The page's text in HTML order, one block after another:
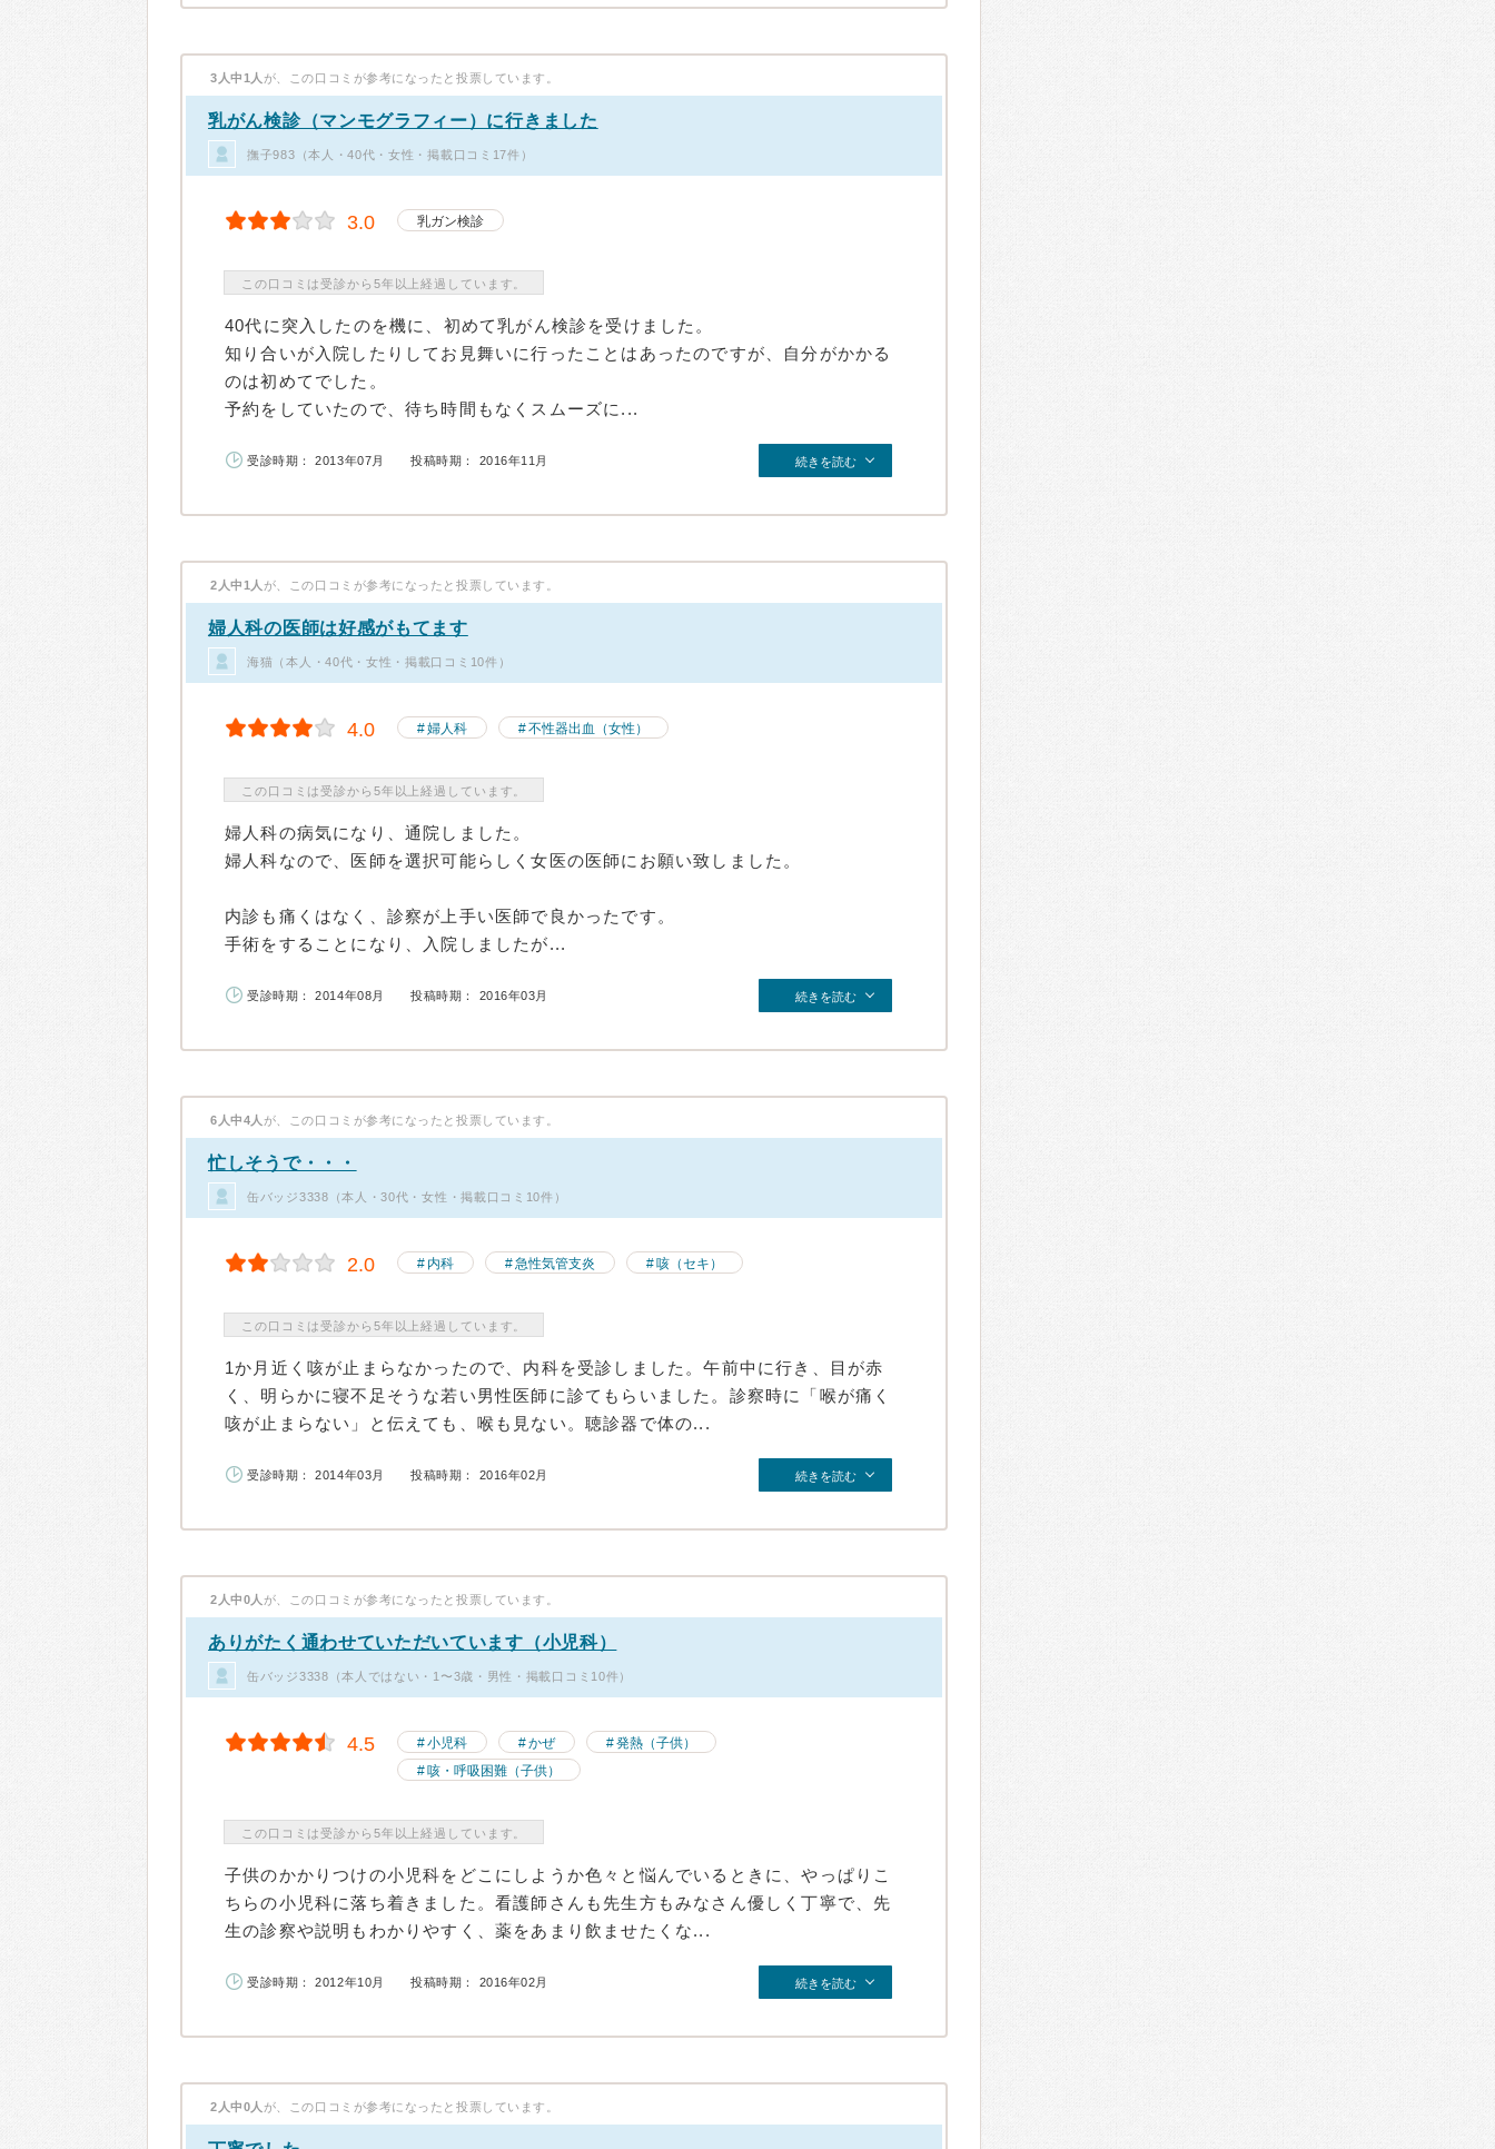
3人中1人 が、この口コミが参考になったと投票しています。
乳がん検診（マンモグラフィー）に行きました
撫子983（本人・40代・女性・掲載口コミ17件）
3.0 乳ガン検診
この口コミは受診から5年以上経過しています。
40代に突入したのを機に、初めて乳がん検診を受けました。
知り合いが入院したりしてお見舞いに行ったことはあったのですが、自分がかかる
のは初めてでした。
予約をしていたので、待ち時間もなくスムーズに...
受診時期： 2013年07月 投稿時期： 2016年11月 続きを読む
2人中1人 が、この口コミが参考になったと投票しています。
婦人科の医師は好感がもてます
海猫（本人・40代・女性・掲載口コミ10件）
4.0 婦人科 不性器出血（女性）
この口コミは受診から5年以上経過しています。
婦人科の病気になり、通院しました。
婦人科なので、医師を選択可能らしく女医の医師にお願い致しました。
内診も痛くはなく、診察が上手い医師で良かったです。
手術をすることになり、入院しましたが...
受診時期： 2014年08月 投稿時期： 2016年03月 続きを読む
6人中4人 が、この口コミが参考になったと投票しています。
忙しそうで・・・
缶バッジ3338（本人・30代・女性・掲載口コミ10件）
2.0 内科 急性気管支炎 咳（セキ）
この口コミは受診から5年以上経過しています。
1か月近く咳が止まらなかったので、内科を受診しました。午前中に行き、目が赤
く、明らかに寝不足そうな若い男性医師に診てもらいました。診察時に「喉が痛く
咳が止まらない」と伝えても、喉も見ない。聴診器で体の...
受診時期： 2014年03月 投稿時期： 2016年02月 続きを読む
2人中0人 が、この口コミが参考になったと投票しています。
ありがたく通わせていただいています（小児科）
缶バッジ3338（本人ではない・1〜3歳・男性・掲載口コミ10件）
4.5 小児科 かぜ
発熱（子供）
咳・呼吸困難（子供）
この口コミは受診から5年以上経過しています。
子供のかかりつけの小児科をどこにしようか色々と悩んでいるときに、やっぱりこ
ちらの小児科に落ち着きました。看護師さんも先生方もみなさん優しく丁寧で、先
生の診察や説明もわかりやすく、薬をあまり飲ませたくな...
受診時期： 2012年10月 投稿時期： 2016年02月 続きを読む
2人中0人 が、この口コミが参考になったと投票しています。